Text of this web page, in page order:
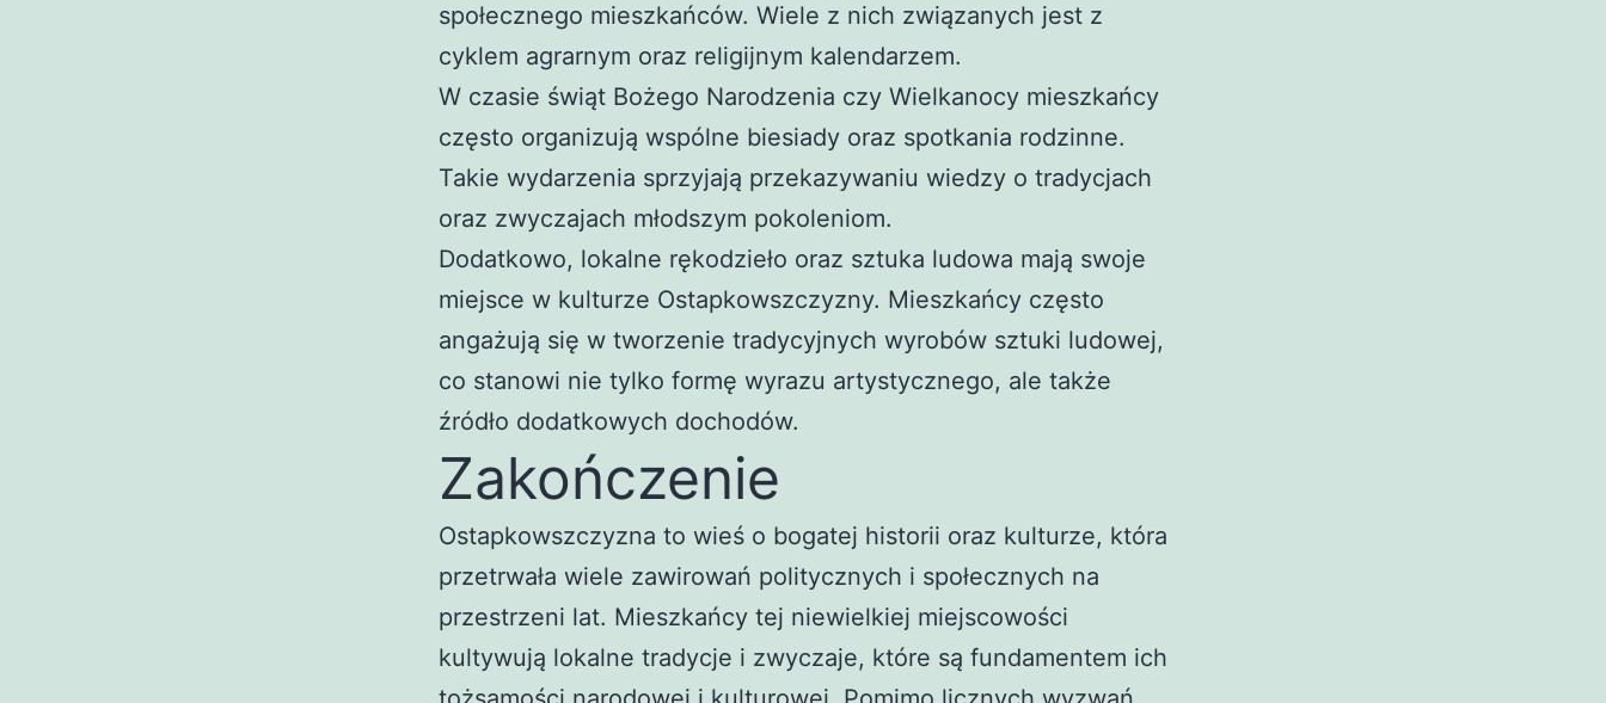
społecznego mieszkańców. Wiele z nich związanych jest z
cyklem agrarnym oraz religijnym kalendarzem.
W czasie świąt Bożego Narodzenia czy Wielkanocy mieszkańcy
często organizują wspólne biesiady oraz spotkania rodzinne.
Takie wydarzenia sprzyjają przekazywaniu wiedzy o tradycjach
oraz zwyczajach młodszym pokoleniom.
Dodatkowo, lokalne rękodzieło oraz sztuka ludowa mają swoje
miejsce w kulturze Ostapkowszczyzny. Mieszkańcy często
angażują się w tworzenie tradycyjnych wyrobów sztuki ludowej,
co stanowi nie tylko formę wyrazu artystycznego, ale także
źródło dodatkowych dochodów.
Zakończenie
Ostapkowszczyzna to wieś o bogatej historii oraz kulturze, która
przetrwała wiele zawirowań politycznych i społecznych na
przestrzeni lat. Mieszkańcy tej niewielkiej miejscowości
kultywują lokalne tradycje i zwyczaje, które są fundamentem ich